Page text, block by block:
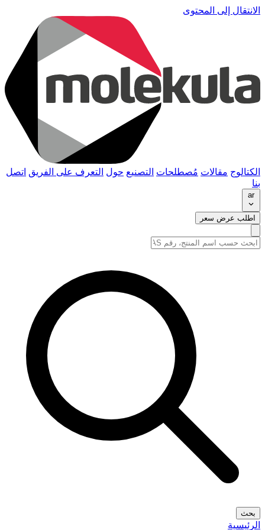
الانتقال إلى المحتوى
الكتالوج مقالات مُصطلحات التصنيع حول التعرف على الفريق اتصل
بنا
ar
اطلب عرض سعر
بحث
الرئيسية